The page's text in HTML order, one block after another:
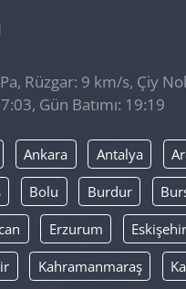
Rüzgar: 9 km/s, Çiy
Gün Batımı: 19:19
Ankara Antalya
Bolu Burdur
Erzurum Eskişehir
Kahramanmaraş